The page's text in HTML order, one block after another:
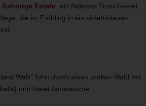
Ashridge Estate , ein National Trust-Gebiet,
die im Frühling in ein violett-blaues
Walk“ führt durch einen uralten Wald mit
und bietet fantastische